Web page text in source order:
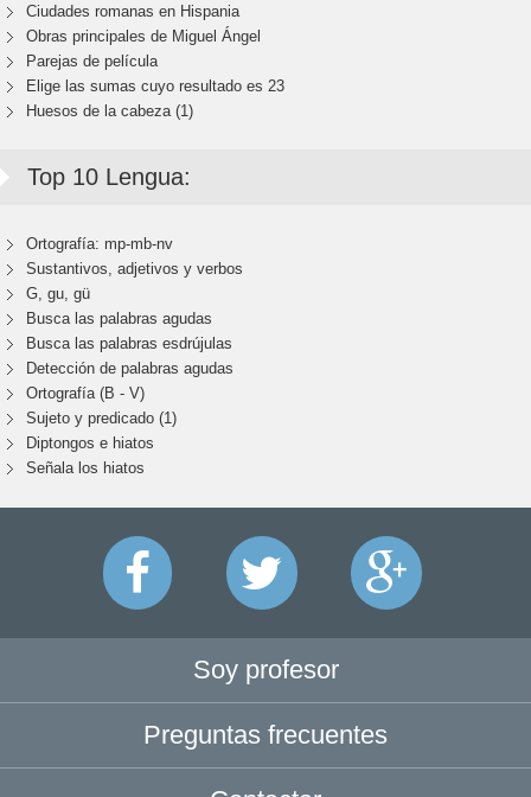
Ciudades romanas en Hispania
Obras principales de Miguel Ángel
Parejas de película
Elige las sumas cuyo resultado es 23
Huesos de la cabeza (1)
Top 10 Lengua:
Ortografía: mp-mb-nv
Sustantivos, adjetivos y verbos
G, gu, gü
Busca las palabras agudas
Busca las palabras esdrújulas
Detección de palabras agudas
Ortografía (B - V)
Sujeto y predicado (1)
Diptongos e hiatos
Señala los hiatos
Soy profesor
Preguntas frecuentes